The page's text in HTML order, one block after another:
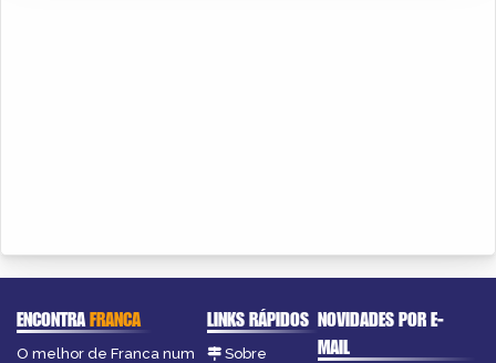
ENCONTRAFRANCA
O melhor de Franca num
LINKS RÁPIDOS
Sobre
NOVIDADES POR E-
MAIL